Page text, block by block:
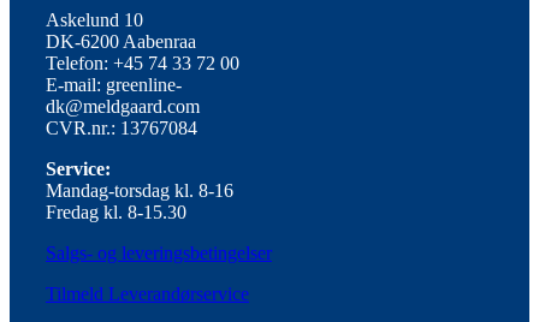
Askelund 10
DK-6200 Aabenraa
Telefon: +45 74 33 72 00
E-mail: greenline-
dk@meldgaard.com
CVR.nr.: 13767084
Service:
Mandag-torsdag kl. 8-16
Fredag kl. 8-15.30
Salgs- og leveringsbetingelser
Tilmeld Leverandørservice